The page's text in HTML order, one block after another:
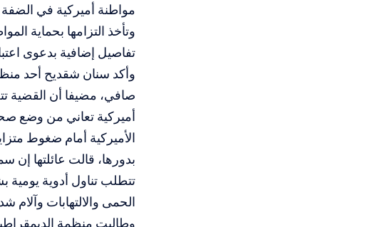
مواطنة أميركية في الضفة
وتأخذ التزامها بحماية
تفاصيل إضافية بدعوى
وأكد سنان شقديح أحد
صافي، مضيفا أن القضية
أميركية تعاني من وضع
الأميركية أمام ضغوط
بدورها، قالت عائلتها إن
تتطلب تناول أدوية
الحمى والالتهابات وآلام